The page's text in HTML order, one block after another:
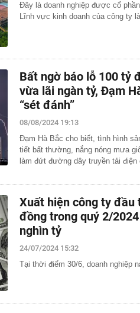
Đây là doanh nghiệp được cổ
Lĩnh vực kinh doanh của công ty
Bất ngờ báo lỗ 100 tỷ
vừa lãi ngàn tỷ, Đạm
“sét đánh”
08/08/2024 19:13
Đạm Hà Bắc cho biết, tình hình
tiết bất thường, nắng nóng mưa
làm đứt đường dây truyền tải điện
Xuất hiện công ty đầu
đồng trong quý 2/
nghìn tỷ
24/07/2024 15:32
Tại thời điểm 30/6, doanh nghiệp